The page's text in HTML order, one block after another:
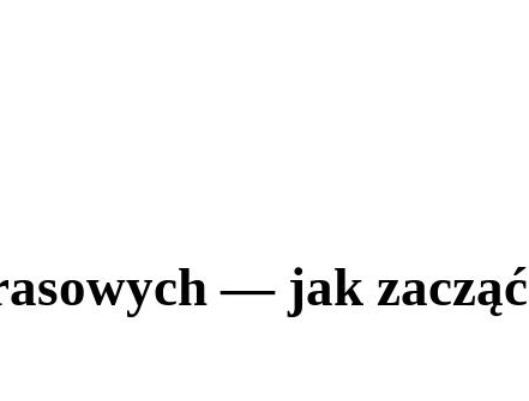
— jak zacząć